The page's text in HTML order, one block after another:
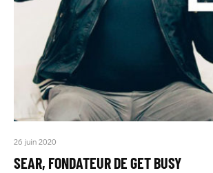
26 juin 2020
SEAR, FONDATEUR DE GET BUSY